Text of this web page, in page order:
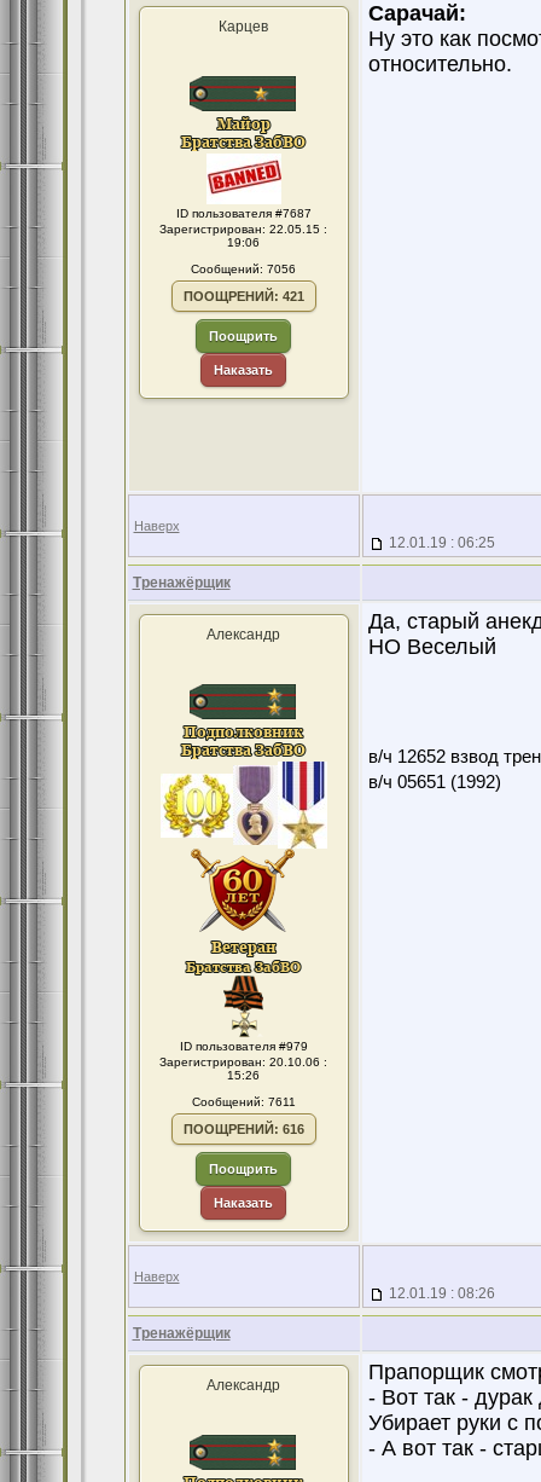
Карцев
ID пользователя #7687
Зарегистрирован: 22.05.15 :
19:06
Сообщений: 7056
ПООЩРЕНИЙ: 421
Поощрить
Наказать
Сарачай:
Ну это как
относительно.
Наверх
12.01.19 : 06:25
Тренажёрщик
Александр
ID пользователя #979
Зарегистрирован: 20.10.06 :
15:26
Сообщений: 7611
ПООЩРЕНИЙ: 616
Поощрить
Наказать
Да, старый
НО Веселый
в/ч 12652 взвод
в/ч 05651 (1992)
Наверх
12.01.19 : 08:26
Тренажёрщик
Александр
Прапорщик
- Вот так -
Убирает руки с
- А вот так -